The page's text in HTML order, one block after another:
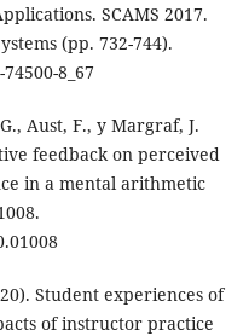
SCAMS 2017.
(pp. 732-744).
8_67
Aust, F., y Margraf, J.
feedback on perceived
in a mental arithmetic
Student experiences of
of instructor practice